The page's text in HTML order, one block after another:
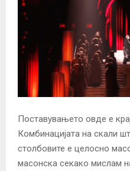
Поставувањето овде е
Комбинацијата на скали
столбовите е целосно
масонска секако мислам